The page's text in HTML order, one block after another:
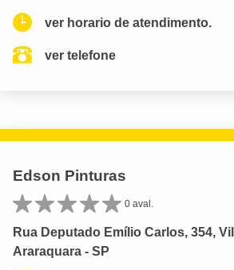
ver horario de atendimento.
ver telefone
Edson Pinturas
0 aval.
Rua Deputado Emílio Carlos, 354,
Araraquara - SP